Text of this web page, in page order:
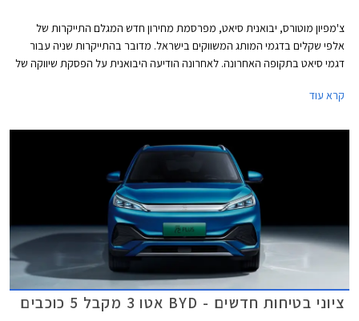
צ'מפיון מוטורס, יבואנית סיאט, מפרסמת מחירון חדש המגלם התייקרות של
אלפי שקלים בדגמי המותג המשווקים בישראל. מדובר בהתייקרות שניה עבור
דגמי סיאט בתקופה האחרונה. לאחרונה הודיעה היבואנית על הפסקת שיווקה של
המאובזרת והיקרה יותר. דגמי סיאט עדיין סובלים ממחסור בשבבים ועל כן
קרא עוד
ציוני בטיחות חדשים - BYD אטו 3 מקבל 5 כוכבים